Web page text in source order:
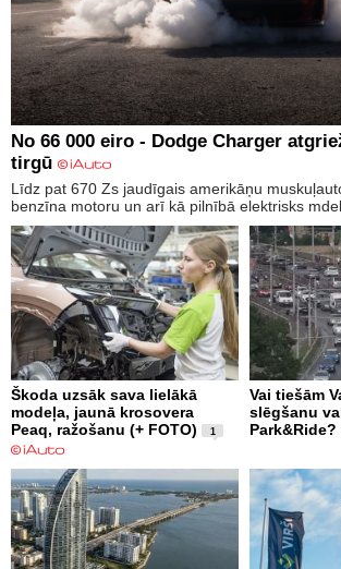
No 66 000 eiro - Dodge Charger
tirgū
Līdz pat 670 Zs jaudīgais amerikāņu
benzīna motoru un arī kā pilnībā elektrisks
Škoda uzsāk sava lielākā
modeļa, jaunā krosovera
Peaq, ražošanu (+ FOTO)
1
Vai tiešām
slēgšanu
Park&Ride?